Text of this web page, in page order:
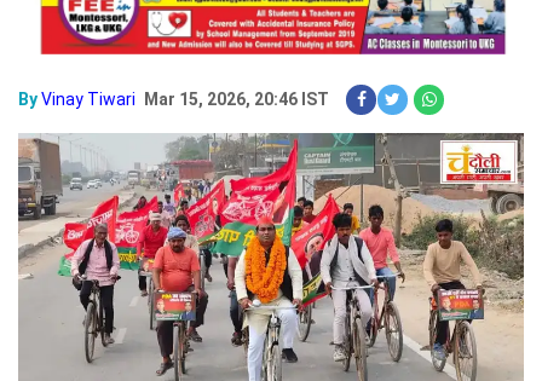
ByVinay Tiwari Mar 15, 2026, 20:46 IST